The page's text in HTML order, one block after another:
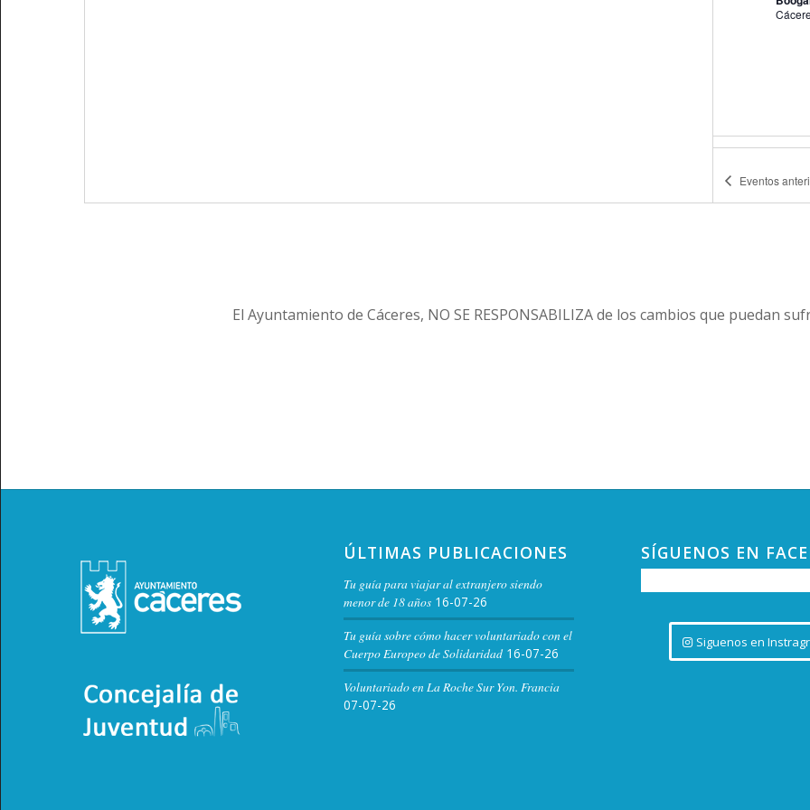
15
JUN
Cine
20:30
Eventos
El Ayuntamiento de Cáceres, NO SE RESPONSABILIZA de los cambios que puedan
ÚLTIMAS PUBLICACIONES
Tu guía para viajar al extranjero siendo
menor de 18 años 16-07-26
Tu guía sobre cómo hacer voluntariado con el
Cuerpo Europeo de Solidaridad 16-07-26
Voluntariado en La Roche Sur Yon. Francia
07-07-26
SÍGUENOS EN
Siguenos en